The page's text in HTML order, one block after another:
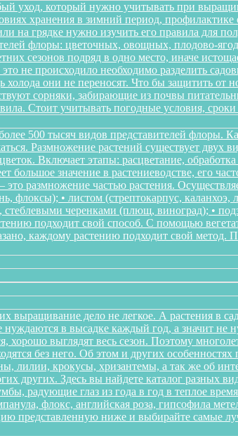
уход, который нужно учитывать при
хранения в зимний период, профилактике
на грядке нужно изучить его правила для
флоры: цветочных, овощных, плодово-
сезонов подряд в одно место, иначе
не происходило необходимо разделить
они не переносят. Что бы защитить
сорняки, забирающие из почвы
Стоит учитывать погодные условия,
500 тысяч видов представителей флоры.
Размножение растений существует двух
Включает этапы: расцветание,
большое значение в растениеводстве, его
размножение частью растения.
флоксы); • листом (стрептокарпус,
стеблевыми черенками (плющ, виноград); •
подходит свой способ. С помощью
каждому растению подходит свой
выращивание дело не легкое. А растения в
в высадке каждый год, а значит не
хорошо выглядят весь сезон. Поэтому
без него. Об этом и других
крокусы, хризантемы, а так же об
других. Здесь вы найдете каталог разных
радующие глаз из года в год в теплое
флокс, английская роза, гипсофила
представленную ниже и выбирайте самые